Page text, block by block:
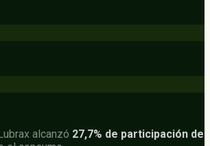
alcanzó 27,7% de participación de